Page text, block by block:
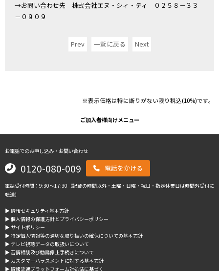
→お問い合わせ先 株式会社エヌ・シィ・ティ ０２５８－３３
－０９０９
Prev 一覧に戻る Next
※表示価格は特に断りがない限り税込(10%)です。
ご加入者様向けメニュー
お電話でのお申し込み・お問い合わせ
0120-080-009 電話をかける
電話受付時間：9:30～17:30（記載の時間以外・土曜・日曜・祝日・指定休業日は時間外受付に
転送）
▶︎ 情報セキュリティ基本方針
▶︎ 個人情報の保護方針とプライバシーポリシー
▶︎ サイトポリシー
▶︎ 特定個人情報等の適切な取り扱いの確保についての基本方針
▶︎ テレビ視聴データの取扱いについて
▶︎ 苦情相談及び勧誘停止手続きについて
▶︎ カスタマーハラスメントに対する基本方針
▶︎ 情報流通プラットフォーム対処法に基づく